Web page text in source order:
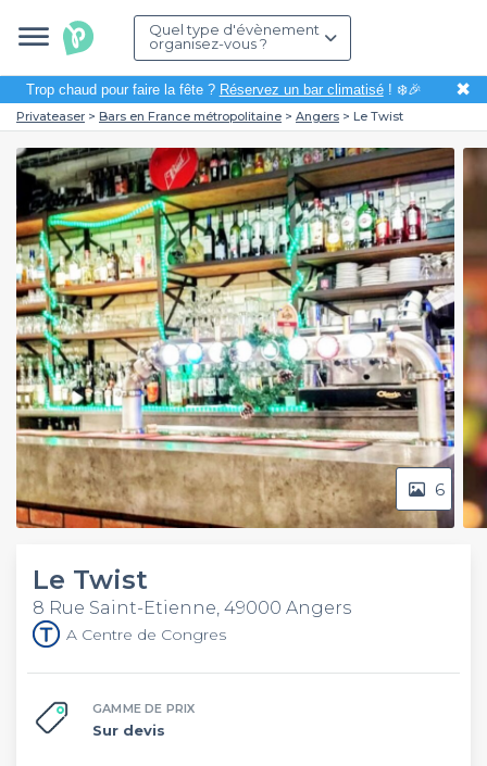
Quel type d'évènement
organisez-vous ?
Trop chaud pour faire la fête ? Réservez un bar climatisé! ❄️🎉 ✖
Privateaser Bars en France métropolitaine Angers Le Twist
6
Le Twist
8 Rue Saint-Etienne, 49000 Angers
A Centre de Congres
GAMME DE PRIX
Sur devis